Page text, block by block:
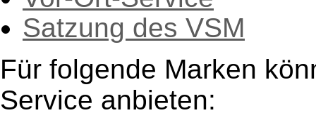
Satzung des VSM
Für folgende Marken
Service anbieten: